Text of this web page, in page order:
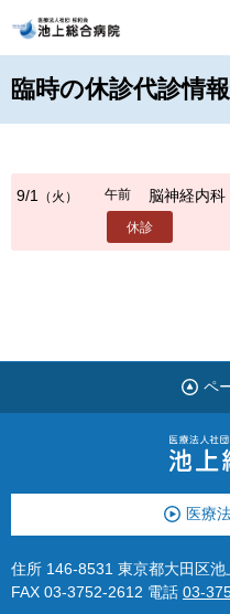
臨時の休診代診情報
9/1 （火） 午前 脳神経内科
休診
ペ
医療
住所 146-8531 東京都大田区
FAX 03-3752-2612 電話 03-